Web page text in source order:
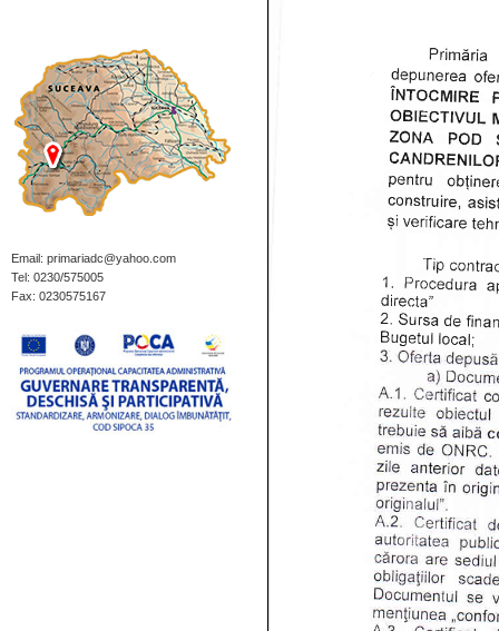
Email: primariadc@yahoo.com
Tel: 0230/575005
Fax: 0230575167